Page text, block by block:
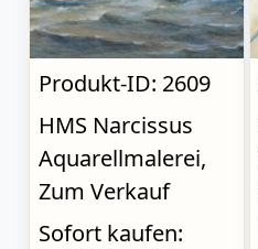
Produkt-ID: 2609
HMS Narcissus
Aquarellmalerei,
Zum Verkauf
Sofort kaufen: